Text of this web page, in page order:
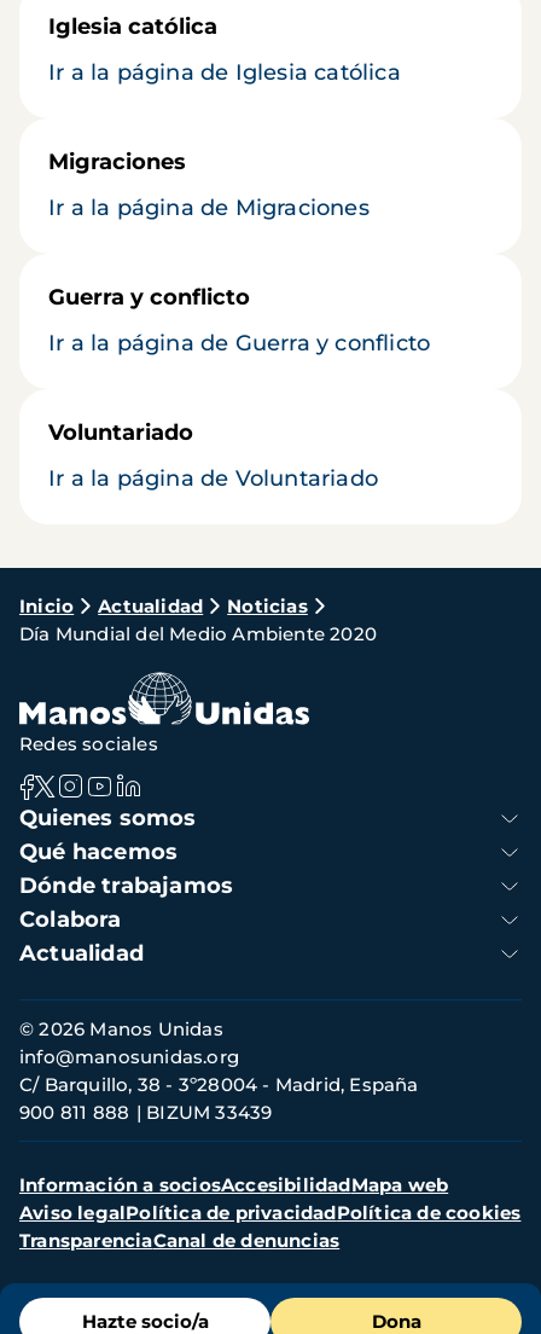
Iglesia católica
Ir a la página de Iglesia católica
Migraciones
Ir a la página de Migraciones
Guerra y conflicto
Ir a la página de Guerra y conflicto
Voluntariado
Ir a la página de Voluntariado
Ruta
de
navegación
Inicio Actualidad
Noticias
Día Mundial del Medio Ambiente 2020
Menú
Hazte socio/a Dona
Navegación
principal
Quienes somos
Qué hacemos
Dónde trabajamos
Colabora
Actualidad
Redes sociales
Información
de
contacto
© 2026 Manos Unidas
C/ Barquillo, 38 - 3º28004 - Madrid, España
900 811 888
BIZUM 33439
info@manosunidas.org
Menú
secundario
Información a sociosAccesibilidadMapa web
Aviso legalPolítica de privacidadPolítica de cookies
TransparenciaCanal de denuncias